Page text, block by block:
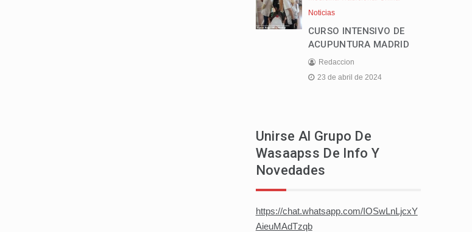
Noticias
CURSO INTENSIVO DE
ACUPUNTURA MADRID
Redaccion
23 de abril de 2024
Unirse Al Grupo De
Wasaapss De Info Y
Novedades
https://chat.whatsapp.com/IOSwLnLjcxY
AieuMAdTzqb